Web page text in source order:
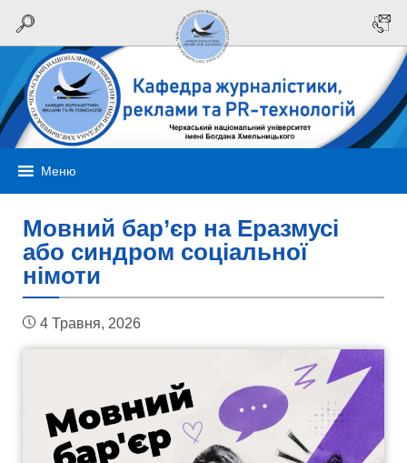
Меню
Мовний бар’єр на Еразмусі
або синдром соціальної
німоти
4 Травня, 2026